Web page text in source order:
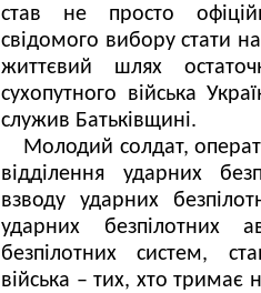
став не просто
свідомого вибору стати на
життєвий шлях
сухопутного війська
служив Батьківщині.
Молодий солдат,
відділення ударних
взводу ударних
ударних безпілотних
безпілотних систем,
війська – тих, хто